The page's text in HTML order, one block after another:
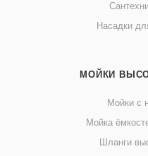
Насадки
МОЙКИ
Мойки с
Мойка
Шланги